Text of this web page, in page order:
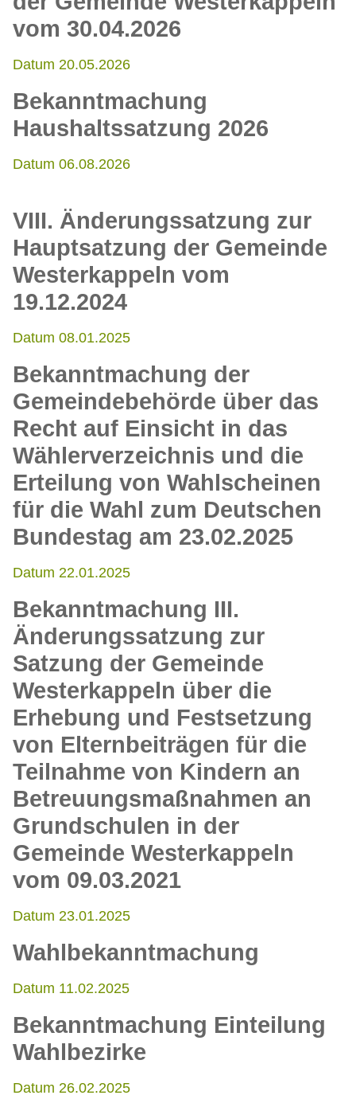
vom 30.04.2026
Datum 20.05.2026
Bekanntmachung
Haushaltssatzung 2026
Datum 06.08.2026
VIII. Änderungssatzung zur
Hauptsatzung der Gemeinde
Westerkappeln vom
19.12.2024
Datum 08.01.2025
Bekanntmachung der
Gemeindebehörde über das
Recht auf Einsicht in das
Wählerverzeichnis und die
Erteilung von Wahlscheinen
für die Wahl zum Deutschen
Bundestag am 23.02.2025
Datum 22.01.2025
Bekanntmachung III.
Änderungssatzung zur
Satzung der Gemeinde
Westerkappeln über die
Erhebung und Festsetzung
von Elternbeiträgen für die
Teilnahme von Kindern an
Betreuungsmaßnahmen an
Grundschulen in der
Gemeinde Westerkappeln
vom 09.03.2021
Datum 23.01.2025
Wahlbekanntmachung
Datum 11.02.2025
Bekanntmachung Einteilung
Wahlbezirke
Datum 26.02.2025